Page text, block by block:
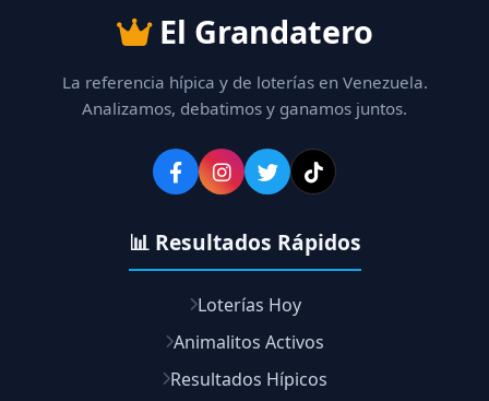
El Grandatero
La referencia hípica y de loterías en Venezuela.
Analizamos, debatimos y ganamos juntos.
📊 Resultados Rápidos
Loterías Hoy
Animalitos Activos
Resultados Hípicos